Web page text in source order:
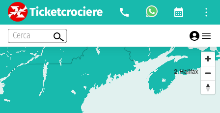
Cerca
2 Halifax